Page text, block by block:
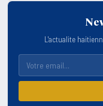
L'actualite